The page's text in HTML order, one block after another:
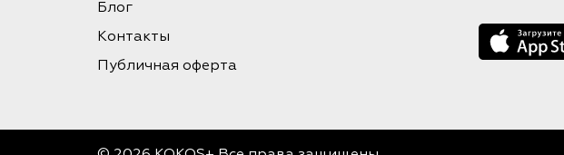
Блог
Контакты
Публичная оферта